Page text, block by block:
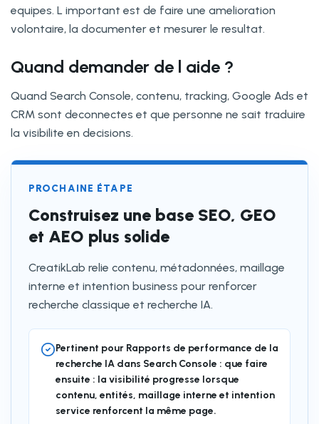
equipes. L important est de faire une amelioration
volontaire, la documenter et mesurer le resultat.
Quand demander de l aide ?
Quand Search Console, contenu, tracking, Google Ads et
CRM sont deconnectes et que personne ne sait traduire
la visibilite en decisions.
PROCHAINE ÉTAPE
Construisez une base SEO, GEO
et AEO plus solide
CreatikLab relie contenu, métadonnées, maillage
interne et intention business pour renforcer
recherche classique et recherche IA.
Pertinent pour Rapports de performance de la
recherche IA dans Search Console : que faire
ensuite : la visibilité progresse lorsque
contenu, entités, maillage interne et intention
service renforcent la même page.